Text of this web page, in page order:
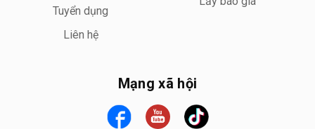
Tuyển dụng
Liên hệ
Mạng xã hội